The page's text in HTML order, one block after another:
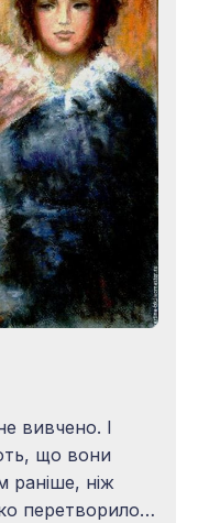
вивчено. І
що вони
раніше, ніж
перетворилося